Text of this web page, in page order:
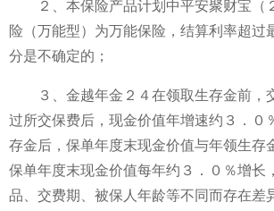
２、本保险产品计划中平安聚财宝（
险（万能型）为万能保险，结算利率超过
分是不确定的；
３、金越年金２４在领取生存金前，
过所交保费后，现金价值年增速约３．０
存金后，保单年度末现金价值与年领生存
保单年度末现金价值每年约３．０％增长
品、交费期、被保人年龄等不同而存在差